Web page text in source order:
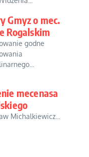
Gmyz o mec.
Rogalskim
godne
mecenasa
Michalkiewicz...